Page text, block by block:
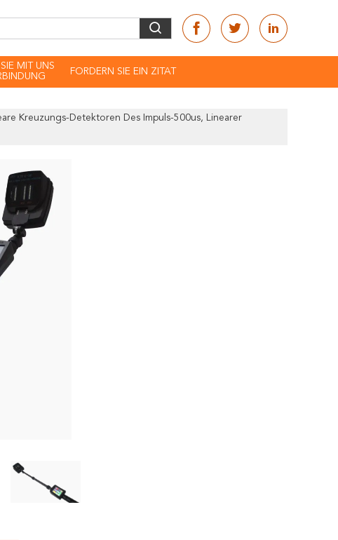
SIE MIT UNS
FORDERN SIE EIN ZITAT
Kreuzungs-Detektoren Des Impuls-500us, Linearer